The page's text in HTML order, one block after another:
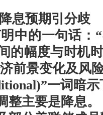
息预期引分歧
中的一句话：
的幅度与时机
前景变化及风
一词暗
主要是降息。